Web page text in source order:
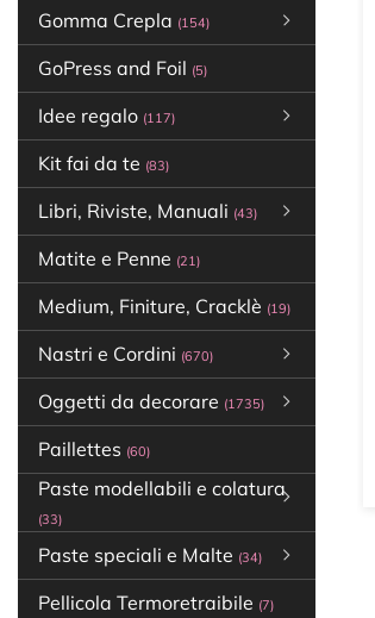
Gomma Crepla (154)
GoPress and Foil (5)
Idee regalo (117)
Kit fai da te (83)
Libri, Riviste, Manuali (43)
Matite e Penne (21)
Medium, Finiture, Cracklè (19)
Nastri e Cordini (670)
Oggetti da decorare (1735)
Paillettes (60)
Paste modellabili e colatura
(33)
Paste speciali e Malte (34)
Pellicola Termoretraibile (7)